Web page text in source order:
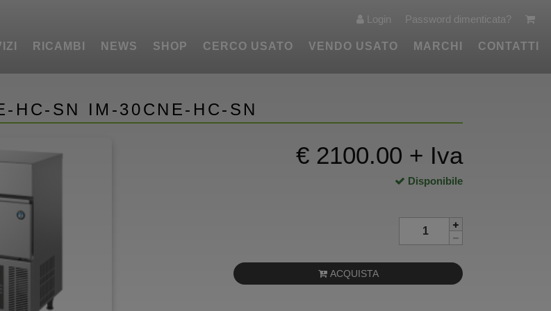
Login Password dimenticata?
RICAMBI NEWS SHOP CERCO USATO VENDO USATO MARCHI CONTATTI
HC-SN IM-30CNE-HC-SN
€ 2100.00 + Iva
Disponibile
ACQUISTA